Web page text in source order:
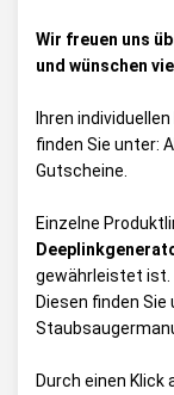
Wir freuen uns
und wünschen
Ihren
finden Sie unter:
Gutscheine
Einzelne
gewährleistet ist.
Diesen finden Sie
Durch einen Klick